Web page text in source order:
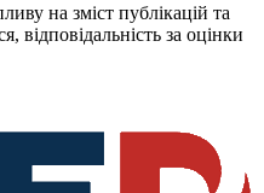
на зміст публікацій та
відповідальність за оцінки